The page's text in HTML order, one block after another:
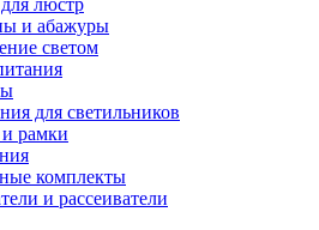
люстр
и абажуры
светом
для светильников
рамки
комплекты
и рассеиватели